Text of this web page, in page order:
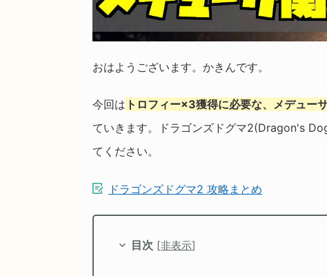
おはようございます。かきんです。
今回は トロフィー×3獲得に必要な、メデュー
ていきます。ドラゴンズドグマ2(Dragon's
てください。
ドラゴンズドグマ2 攻略まとめ
目次 [非表示]